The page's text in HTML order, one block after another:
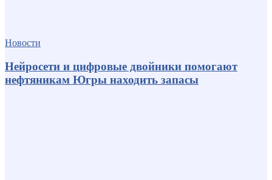
Новости
Нейросети и цифровые двойники помогают
нефтяникам Югры находить запасы